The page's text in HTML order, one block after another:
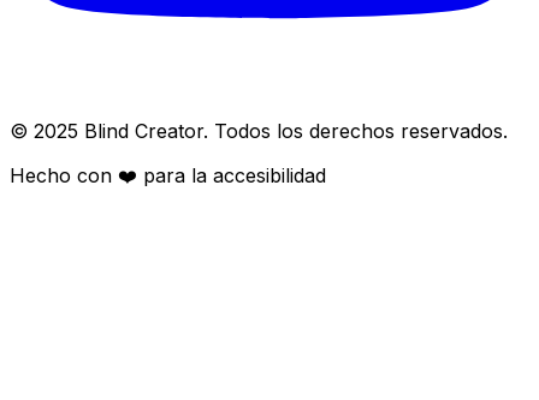
© 2025 Blind Creator. Todos los derechos reservados.
Hecho con ❤️ para la accesibilidad